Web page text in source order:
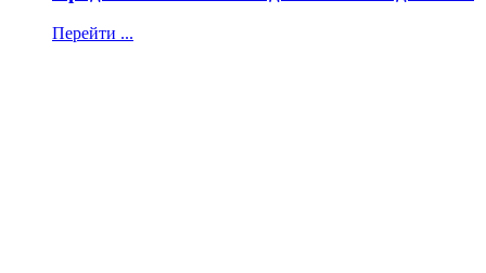
Перейти ...